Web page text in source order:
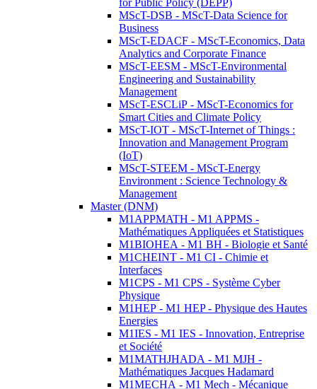
for Public Policy (DEPP)
MScT-DSB - MScT-Data Science for
Business
MScT-EDACF - MScT-Economics, Data
Analytics and Corporate Finance
MScT-EESM - MScT-Environmental
Engineering and Sustainability
Management
MScT-ESCLiP - MScT-Economics for
Smart Cities and Climate Policy
MScT-IOT - MScT-Internet of Things :
Innovation and Management Program
(IoT)
MScT-STEEM - MScT-Energy
Environment : Science Technology &
Management
Master (DNM)
M1APPMATH - M1 APPMS -
Mathématiques Appliquées et Statistiques
M1BIOHEA - M1 BH - Biologie et Santé
M1CHEINT - M1 CI - Chimie et
Interfaces
M1CPS - M1 CPS - Système Cyber
Physique
M1HEP - M1 HEP - Physique des Hautes
Energies
M1IES - M1 IES - Innovation, Entreprise
et Société
M1MATHJHADA - M1 MJH -
Mathématiques Jacques Hadamard
M1MECHA - M1 Mech - Mécanique